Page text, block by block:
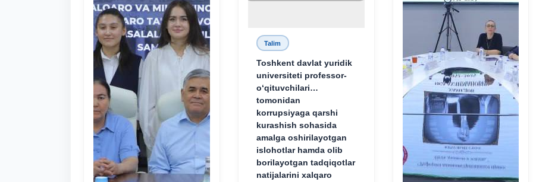
Talim
Toshkent davlat yuridik
universiteti professor-
o‘qituvchilari
tomonidan
korrupsiyaga qarshi
kurashish sohasida
amalga oshirilayotgan
islohotlar hamda olib
borilayotgan tadqiqotlar
natijalarini xalqaro